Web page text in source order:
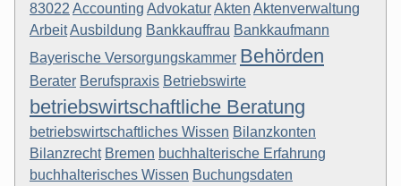
83022 Accounting AdvokaturAkten Aktenverwaltung
ArbeitAusbildung Bankkauffrau Bankkaufmann
Bayerische Versorgungskammer Behörden
Berater Berufspraxis Betriebswirte
betriebswirtschaftliche Beratung
betriebswirtschaftliches Wissen Bilanzkonten
Bilanzrecht Bremen buchhalterische Erfahrung
buchhalterisches Wissen Buchungsdaten